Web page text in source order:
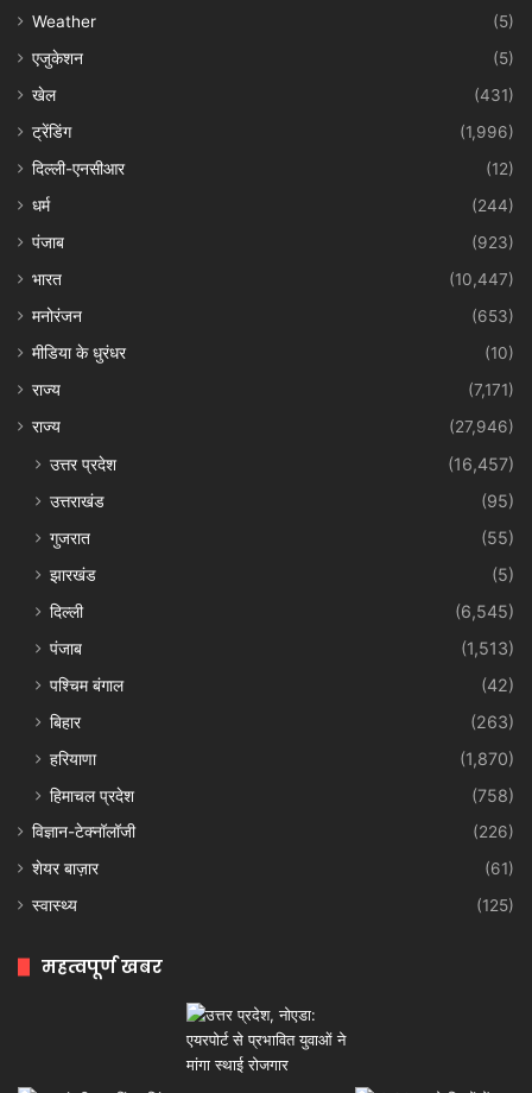
Weather
(5)
एजुकेशन
(5)
खेल
(431)
ट्रेंडिंग
(1,996)
दिल्ली-एनसीआर
(12)
धर्म
(244)
पंजाब
(923)
भारत
(10,447)
मनोरंजन
(653)
मीडिया के धुरंधर
(10)
राज्य
(7,171)
राज्य
(27,946)
उत्तर प्रदेश
(16,457)
उत्तराखंड
(95)
गुजरात
(55)
झारखंड
(5)
दिल्ली
(6,545)
पंजाब
(1,513)
पश्चिम बंगाल
(42)
बिहार
(263)
हरियाणा
(1,870)
हिमाचल प्रदेश
(758)
विज्ञान-टेक्नॉलॉजी
(226)
शेयर बाज़ार
(61)
स्वास्थ्य
(125)
महत्वपूर्ण खबर